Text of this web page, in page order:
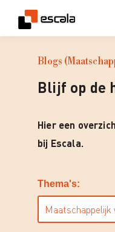
Blogs
Blijf op de
Hier een
bij Escala.
Thema's:
Maatschappelijk